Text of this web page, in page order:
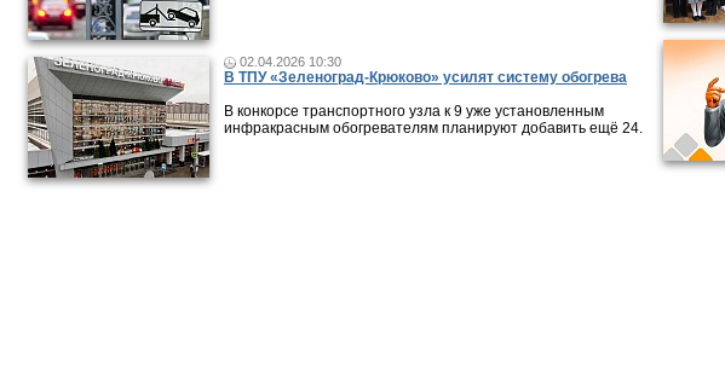
02.04.2026 10:30
В ТПУ «Зеленоград-Крюково» усилят систему обогрева
В конкорсе транспортного узла к 9 уже установленным
инфракрасным обогревателям планируют добавить ещё 24.